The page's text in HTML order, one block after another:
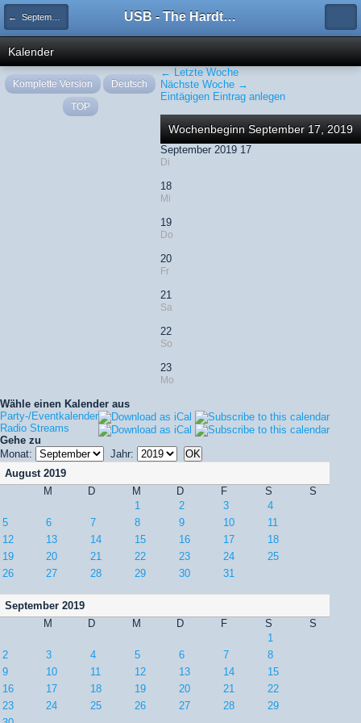
← September 2019 USB - The Hardtechno Family
Kalender
← Letzte Woche
Nächste Woche →
Eintägigen Eintrag anlegen
Wochenbeginn September 17, 2019
September 2019 17
Di
18
Mi
19
Do
20
Fr
21
Sa
22
So
23
Mo
Wähle einen Kalender aus
Party-/Eventkalender
Radio Streams
Gehe zu
Monat:
Jahr:
August 2019
M
D M D F S
S
1
2 3
4
5
6 7 8 9 10
11
12
13 14 15 16 17
18
19
20 21 22 23 24
25
26
27 28 29 30 31
September 2019
M
D M D F S
S
1
2
3 4 5 6 7
8
9
10 11 12 13 14
15
16
17 18 19 20 21
22
23
24 25 26 27 28
29
Komplette Version
Deutsch
TOP